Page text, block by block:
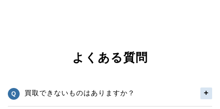
よくある質問
買取できないものはありますか？